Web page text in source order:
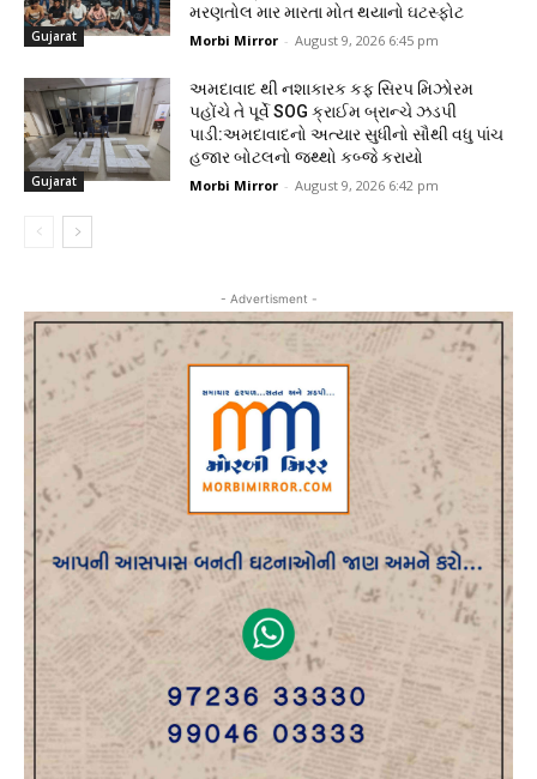
Gujarat
મરણતોલ માર મારતા મોત થયાનો ઘટસ્ફોટ
Morbi Mirror - August 9, 2026 6:45 pm
Gujarat
અમદાવાદ થી નશાકારક કફ સિરપ મિઝોરમ
પહોંચે તે પૂર્વે SOG ક્રાઈમ બ્રાન્ચે ઝડપી
પાડી:અમદાવાદનો અત્યાર સુધીનો સૌથી વધુ પાંચ
હજાર બોટલનો જથ્થો કબ્જે કરાયો
Morbi Mirror - August 9, 2026 6:42 pm
- Advertisment -